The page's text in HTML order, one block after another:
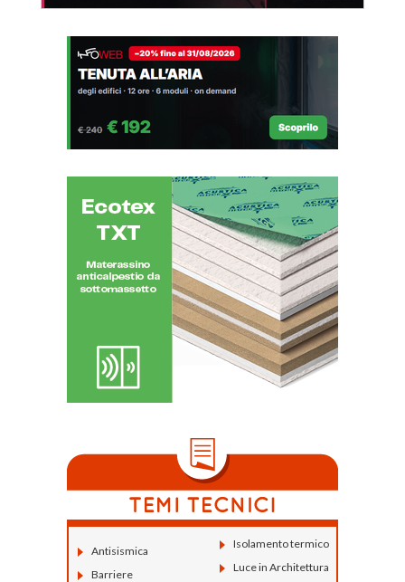
Antisismica
Barriere
Isolamento termico
Luce in Architettura